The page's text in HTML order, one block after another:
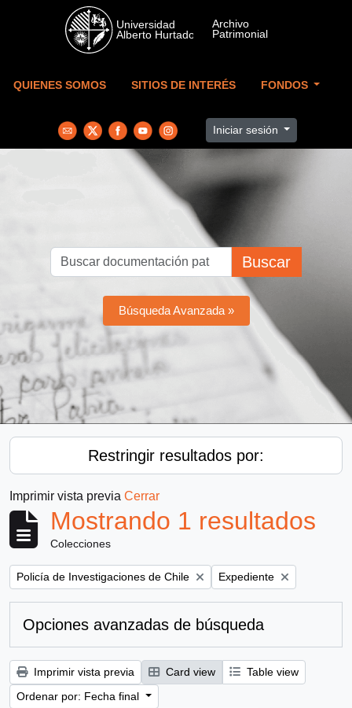
Skip to main content
QUIENES SOMOS SITIOS DE INTERÉS FONDOS
Iniciar sesión
Buscar
Búsqueda Avanzada »
Restringir resultados por:
Imprimir vista previa Cerrar
Mostrando 1 resultados
Colecciones
Remove filter:
Policía de Investigaciones de Chile Remove filter:
Expediente
Opciones avanzadas de búsqueda
Imprimir vista previa Card view
Table view
Ordenar por: Fecha final